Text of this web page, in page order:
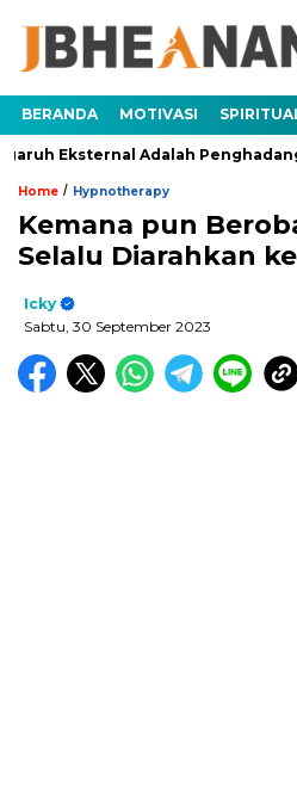
BERANDA MOTIVASI
Adalah Penghadang
Home / Hypnotherapy
Kemana pun
Selalu Diarahkan
Icky
Sabtu, 30 September 2023